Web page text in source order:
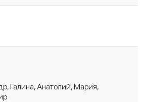
Галина, Анатолий, Мария,